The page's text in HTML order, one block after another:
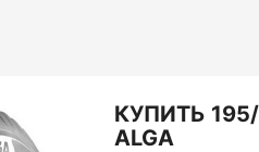
КУПИТЬ
ALGA